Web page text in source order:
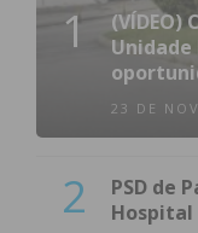
1
(VÍDEO)
Unidade
23 DE
2
PSD de
Hospital